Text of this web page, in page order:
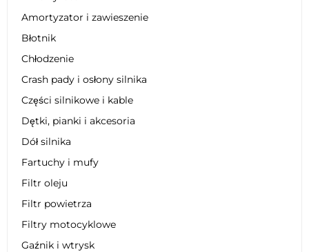
Amortyzator i zawieszenie
Błotnik
Chłodzenie
Crash pady i osłony silnika
Części silnikowe i kable
Dętki, pianki i akcesoria
Dół silnika
Fartuchy i mufy
Filtr oleju
Filtr powietrza
Filtry motocyklowe
Gaźnik i wtrysk